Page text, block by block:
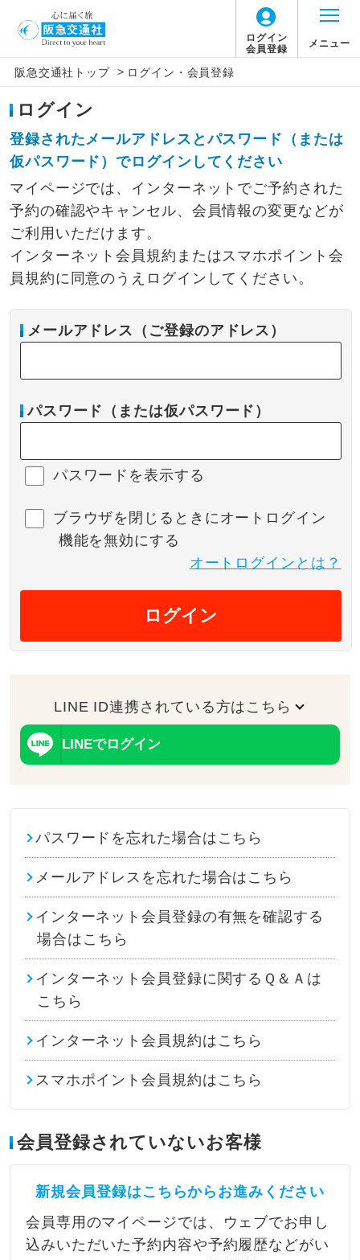
ログイン
会員登録
メニュー
阪急交通社トップ > ログイン・会員登録
ログイン
登録されたメールアドレスとパスワード（または
仮パスワード）でログインしてください
マイページでは、インターネットでご予約された
予約の確認やキャンセル、会員情報の変更などが
ご利用いただけます。
インターネット会員規約またはスマホポイント会
員規約に同意のうえログインしてください。
メールアドレス（ご登録のアドレス）
パスワード（または仮パスワード）
パスワードを表示する
ブラウザを閉じるときにオートログイン
機能を無効にする
オートログインとは？
ログイン
LINE ID連携されている方はこちら
LINEでログイン
パスワードを忘れた場合はこちら
メールアドレスを忘れた場合はこちら
インターネット会員登録の有無を確認する
場合はこちら
インターネット会員登録に関するＱ＆Ａは
こちら
インターネット会員規約はこちら
スマホポイント会員規約はこちら
会員登録されていないお客様
新規会員登録はこちらからお進みください
会員専用のマイページでは、ウェブでお申し
込みいただいた予約内容や予約履歴などがい